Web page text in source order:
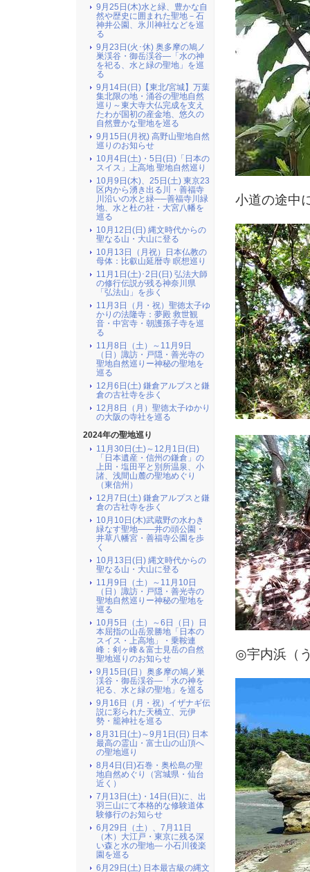
小道の途中
◎宇内浜（
9月25日(木)水と緑、豊かな自
然や歴史に囲まれた聖地－石
神井公園、氷川神社などを巡
る
9月23日(火･休) 奥多摩の鳩ノ
巣渓谷・御岳渓谷―「水の神
を祀る、水と緑の聖地」を巡
る
9月14日(日)【東北/宮城】万葉
集北限の地・涌谷の聖地自然
巡り～東大寺大仏完成を支え
たわが国初の産金地、悠久の
自然豊かな聖地を巡る
9月15日(月祝) 高野山聖地自然
巡りのお知らせ
10月4日(土)・5日(日)「日本の
スイス」上高地 聖地自然巡り
10月9日(木)、25日(土) 東京23
区内から湧き出る川・善福寺
川沿いの水と緑──善福寺川緑
地、水と杜の社・大宮八幡を
巡る
10月12日(日) 縄文時代からの
聖なる山・大山に登る
10月13日（月祝）日本仏教の
母体：比叡山延暦寺 瞑想巡り
11月1日(土)･2日(日) 弘法大師
の修行伝説が残る神奈川県
「弘法山」を歩く
11月3日（月・祝）聖徳太子ゆ
かりの法隆寺：夢殿 救世観
音・中宮寺・朝護孫子寺を巡
る
11月8日（土）～11月9日
（日）諏訪・戸隠・善光寺の
聖地自然巡りー神秘の聖地を
巡る
12月6日(土) 鎌倉アルプスと鎌
倉の古社寺を歩く
12月8日（月）聖徳太子ゆかり
の大阪の寺社を巡る
2024年の聖地巡り
11月30日(土)～12月1日(日)
「日本遺産・信州の鎌倉」の
上田・塩田平と別所温泉、小
諸、浅間山麓の聖地めぐり
（東信州）
12月7日(土) 鎌倉アルプスと鎌
倉の古社寺を歩く
10月10日(木)武蔵野の水わき
緑なす聖地――井の頭公園・
井草八幡宮・善福寺公園を歩
く
10月13日(日) 縄文時代からの
聖なる山・大山に登る
11月9日（土）～11月10日
（日）諏訪・戸隠・善光寺の
聖地自然巡りー神秘の聖地を
巡る
10月5日（土）～6日（日）日
本屈指の山岳景勝地「日本の
スイス・上高地」・乗鞍連
峰：剣ヶ峰＆富士見岳の自然
聖地巡りのお知らせ
9月15日(日）奥多摩の鳩ノ巣
渓谷・御岳渓谷―「水の神を
祀る、水と緑の聖地」を巡る
9月16日（月・祝）イザナギ伝
説に彩られた天橋立、元伊
勢・籠神社を巡る
8月31日(土)～9月1日(日) 日本
最高の霊山・富士山の山頂へ
の聖地巡り
8月4日(日)石巻・奥松島の聖
地自然めぐり（宮城県・仙台
近く）
7月13日(土)・14日(日)に、出
羽三山にて本格的な修験道体
験修行のお知らせ
6月29日（土）、7月11日
（木）大江戸・東京に残る深
い森と水の聖地― 小石川後楽
園を巡る
6月29日(土) 日本最古級の縄文